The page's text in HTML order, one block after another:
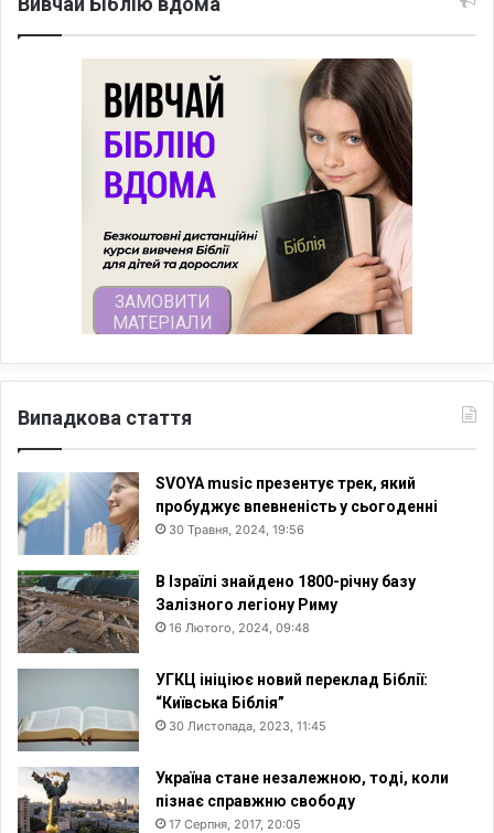
Випадкова стаття
SVOYA music презентує трек, який
пробуджує впевненість у сьогоденні
30 Травня, 2024, 19:56
В Ізраїлі знайдено 1800-річну базу
Залізного легіону Риму
16 Лютого, 2024, 09:48
УГКЦ ініціює новий переклад Біблії:
“Київська Біблія”
30 Листопада, 2023, 11:45
Україна стане незалежною, тоді, коли
пізнає справжню свободу
17 Серпня, 2017, 20:05